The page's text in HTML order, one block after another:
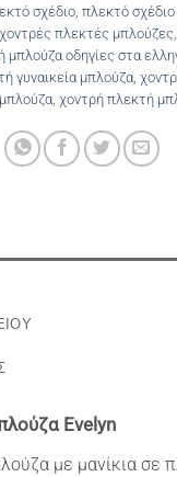
σχέδιο πλεκτό σχέδιο
χοντρές πλεκτές μπλούζες
μπλούζα οδηγίες στα
γυναικεία μπλούζα
χοντρή πλεκτή
Evelyn
με μανίκια σε